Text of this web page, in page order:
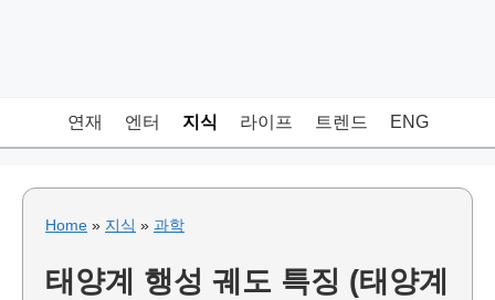
연재 엔터 지식 라이프 트렌드 ENG
Home » 지식 » 과학
태양계 행성 궤도 특징 (태양계